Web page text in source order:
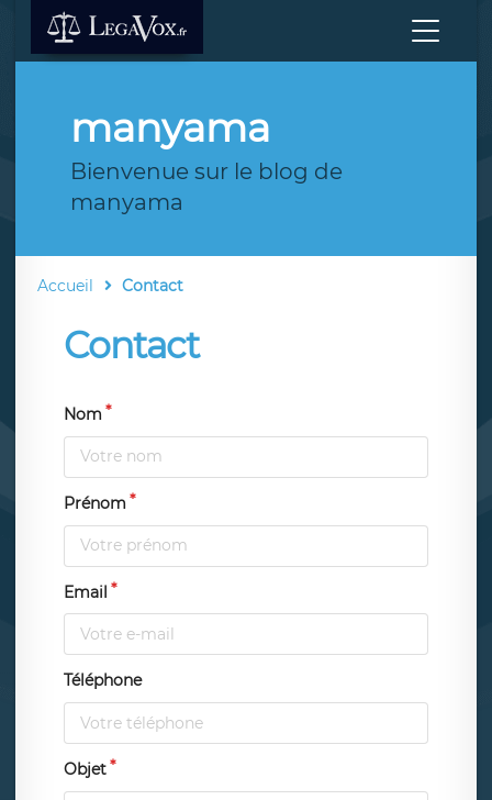
manyama
Bienvenue sur le blog de
manyama
Accueil Contact
Contact
Nom
Prénom
Email
Téléphone
Objet